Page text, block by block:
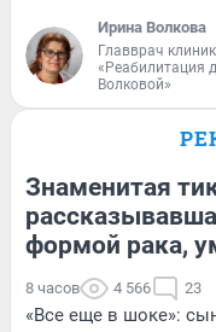
Ирина Волкова
Главврач
«Реабилитация
Волковой»
Знаменитая
формой рака,
8 часов 4 566 23
«Все еще в шоке»: